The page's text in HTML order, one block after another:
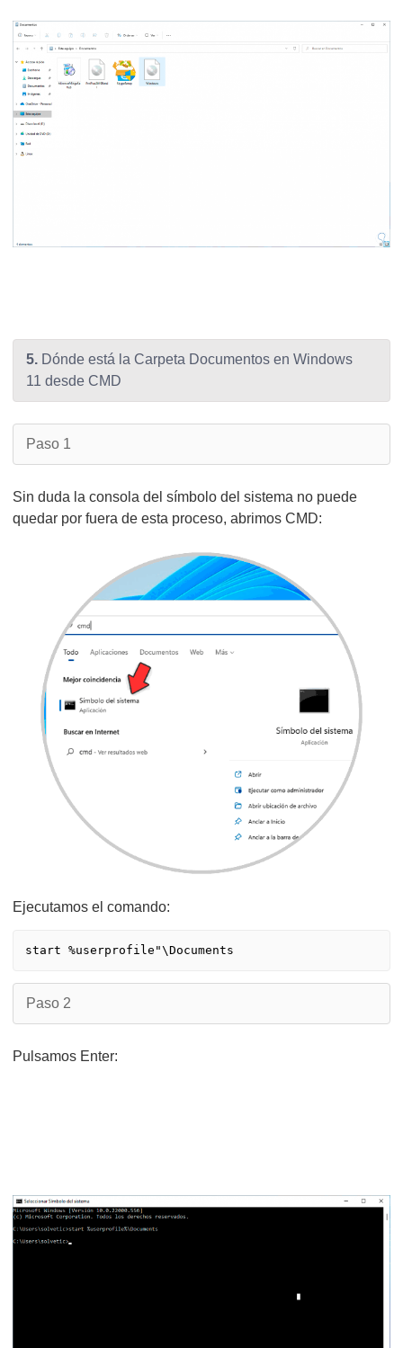
5. Dónde está la Carpeta Documentos en Windows
11 desde CMD
Paso 1
Sin duda la consola del símbolo del sistema no puede
quedar por fuera de esta proceso, abrimos CMD:
Ejecutamos el comando:
start %userprofile"\Documents
Paso 2
Pulsamos Enter: